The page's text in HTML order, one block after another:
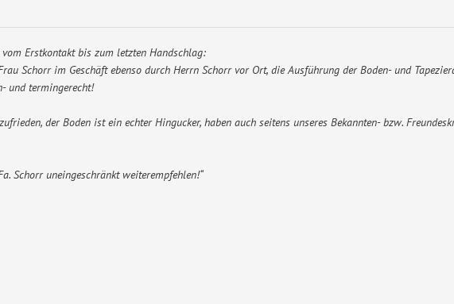
Erstkontakt bis zum letzten Handschlag:
Schorr im Geschäft ebenso durch Herrn Schorr vor Ort, die Ausführung der Boden- und
und termingerecht!
der Boden ist ein echter Hingucker, haben auch seitens unseres Bekannten- bzw.
Schorr uneingeschränkt weiterempfehlen!“